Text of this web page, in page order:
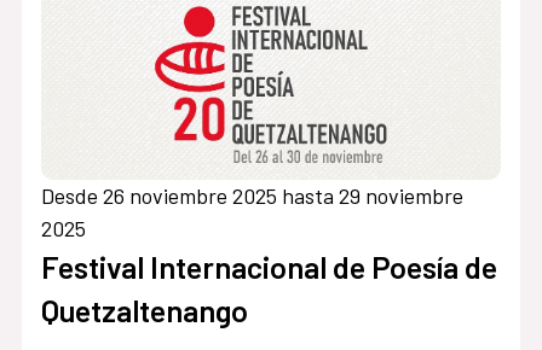
Desde 26 noviembre 2025 hasta 29 noviembre
2025
Festival Internacional de Poesía de
Quetzaltenango